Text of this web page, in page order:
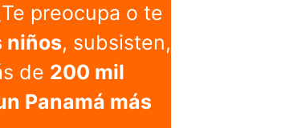
preocupa o te
niños, subsisten,
de 200 mil
Panamá más